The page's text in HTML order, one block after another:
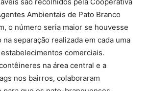
Ambientais de Pato Branco
o número seria maior se houvesse
na separação realizada em cada uma
comerciais.
na área central e a
nos bairros, colaboraram